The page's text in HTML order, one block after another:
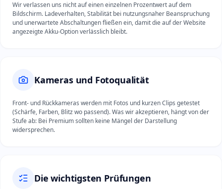
Wir verlassen uns nicht auf einen einzelnen Prozentwert auf dem
Bildschirm. Ladeverhalten, Stabilität bei nutzungsnaher Beanspruchung
und unerwartete Abschaltungen fließen ein, damit die auf der Website
angezeigte Akku-Option verlässlich bleibt.
Kameras und Fotoqualität
Front- und Rückkameras werden mit Fotos und kurzen Clips getestet
(Schärfe, Farben, Blitz wo passend). Was wir akzeptieren, hängt von der
Stufe ab: Bei Premium sollten keine Mängel der Darstellung
widersprechen.
Die wichtigsten Prüfungen